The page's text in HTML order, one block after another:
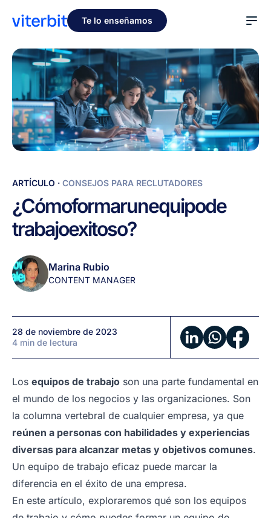
Te lo enseñamos
¿Cómo
formar
un
equipo
trabajo
exitoso?
ARTÍCULO · CONSEJOS PARA RECLUTADORES
¿Cómoformarunequipode
trabajoexitoso?
Marina Rubio
CONTENT MANAGER
28 de noviembre de 2023
4 min de lectura
Los equipos de trabajo son una parte fundamental en
el mundo de los negocios y las organizaciones. Son
la columna vertebral de cualquier empresa, ya que
reúnen a personas con habilidades y experiencias
diversas para alcanzar metas y objetivos comunes.
Un equipo de trabajo eficaz puede marcar la
diferencia en el éxito de una empresa.
En este artículo, exploraremos qué son los equipos